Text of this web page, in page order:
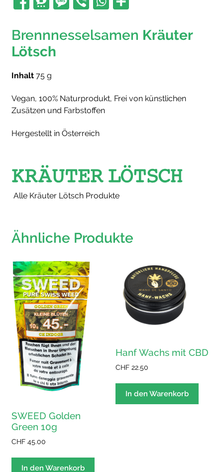
Brennnesselsamen Kräuter
Lötsch
Inhalt 75 g
Vegan, 100% Naturprodukt, Frei von künstlichen
Zusätzen und Farbstoffen
Hergestellt in Österreich
Alle Kräuter Lötsch Produkte
Ähnliche Produkte
SWEED Golden
Green 10g
CHF 45.00
In den Warenkorb
Hanf Wachs mit CBD
CHF 22.50
In den Warenkorb